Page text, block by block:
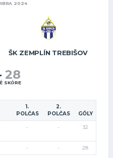
2024
ŠK ZEMPLÍN TREBIŠOV
28
SKÓRE
1.
POLČAS
2.
POLČAS
GÓLY
- - 32
- - 28